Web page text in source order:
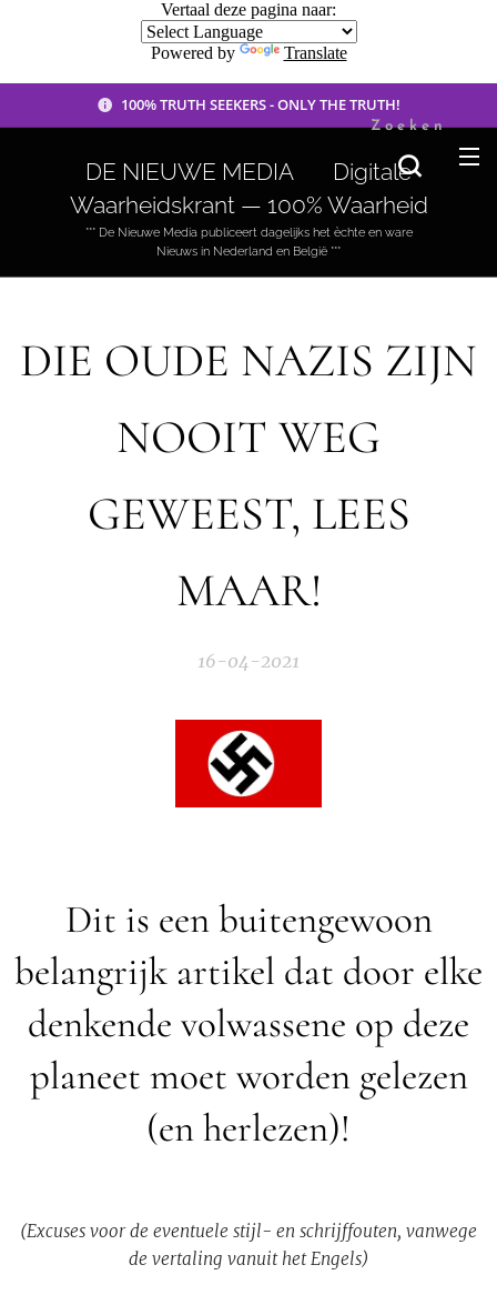
Vertaal deze pagina naar:
Powered by Translate
100% TRUTH SEEKERS - ONLY THE TRUTH!
DE NIEUWE MEDIA 🟣 Digitale
Waarheidskrant — 100% Waarheid
*** De Nieuwe Media publiceert dagelijks het èchte en ware
Nieuws in Nederland en België ***
Zoeken
DIE OUDE NAZIS ZIJN
NOOIT WEG
GEWEEST, LEES
MAAR!
16-04-2021
Dit is een buitengewoon
belangrijk artikel dat door elke
denkende volwassene op deze
planeet moet worden gelezen
(en herlezen)!
(Excuses voor de eventuele stijl- en schrijffouten, vanwege
de vertaling vanuit het Engels)